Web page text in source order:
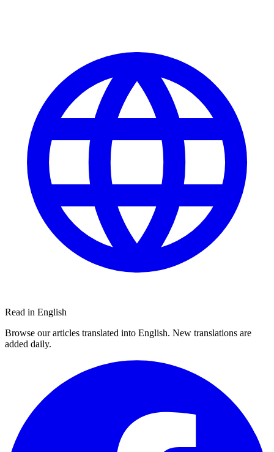
Read in English
Browse our articles translated into English. New translations are
added daily.